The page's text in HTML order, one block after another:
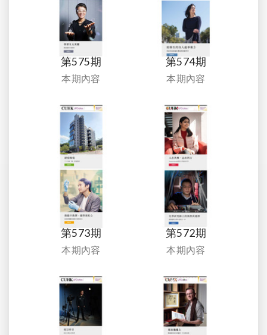
第575期
本期內容
第574期
本期內容
第573期
本期內容
第572期
本期內容